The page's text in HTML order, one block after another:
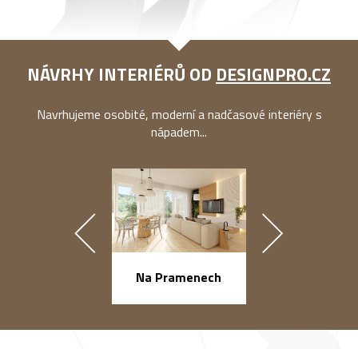
NÁVRHY INTERIÉRŮ OD DESIGNPRO.CZ
Navrhujeme osobité, moderní a nadčasové interiéry s
nápadem...
Na Pramenech